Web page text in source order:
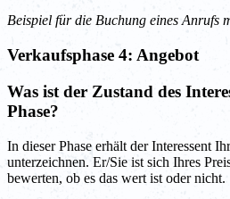
Beispiel für die Buchung eines Anrufs
Verkaufsphase 4: Angebot
Was ist der Zustand des
Phase?
In dieser Phase erhält der Interessent
unterzeichnen. Er/Sie ist sich Ihres
bewerten, ob es das wert ist oder nicht.